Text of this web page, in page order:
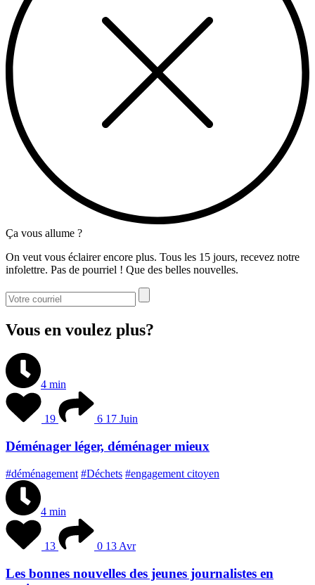
Ça vous allume ?
On veut vous éclairer encore plus. Tous les 15 jours, recevez notre
infolettre. Pas de pourriel ! Que des belles nouvelles.
Vous en voulez plus?
4 min
19 6 17 Juin
Déménager léger, déménager mieux
#déménagement #Déchets #engagement citoyen
4 min
13 0 13 Avr
Les bonnes nouvelles des jeunes journalistes en